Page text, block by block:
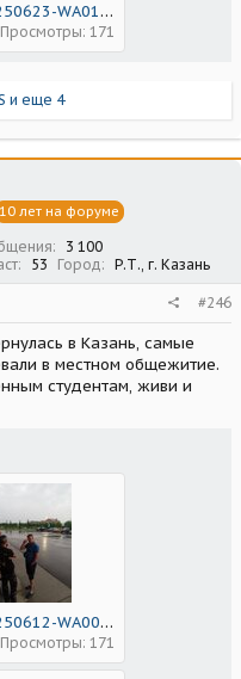
IMG-20250623-WA0104.jpg
Просмотры: 171
и еще 4
10 лет на форуме
3 100
53 Город Р.Т., г. Казань
#246
в Казань, самые
в местном общежитие.
студентам, живи и
IMG-20250612-WA0050.jpg
Просмотры: 171